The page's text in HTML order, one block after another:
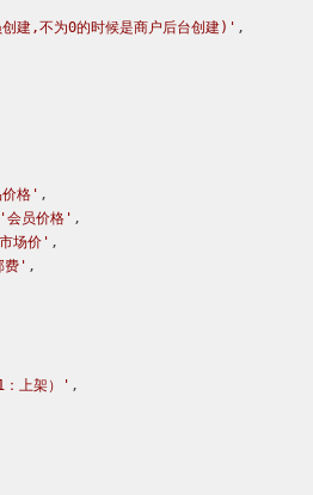
建,不为0的时候是商户后台创建)' ,
格' ,
'会员价格' ,
场价' ,
费' ,
：上架）' ,